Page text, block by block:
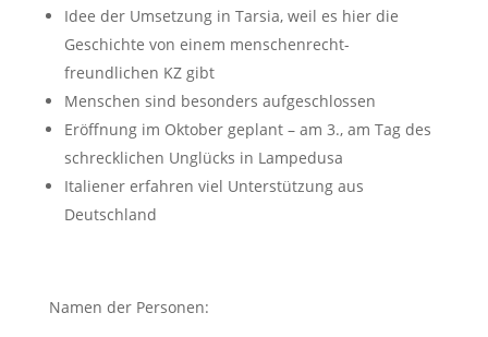
Idee der Umsetzung in Tarsia, weil es hier die
Geschichte von einem menschenrecht-
freundlichen KZ gibt
Menschen sind besonders aufgeschlossen
Eröffnung im Oktober geplant – am 3., am Tag des
schrecklichen Unglücks in Lampedusa
Italiener erfahren viel Unterstützung aus
Deutschland
Namen der Personen: